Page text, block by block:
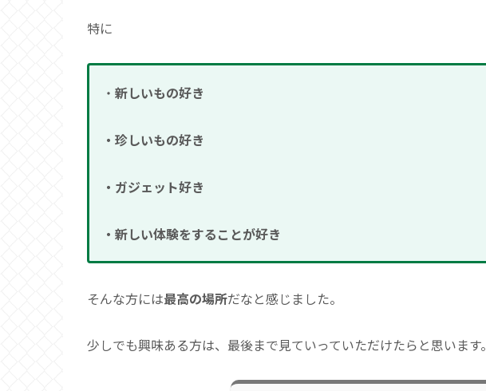
特に
・ 新しいもの好き
・珍しいもの好き
・ガジェット好き
・新しい体験をすることが好き
そんな方には最高の場所だなと感じました。
少しでも興味ある方は、最後まで見ていっていただけたらと思います。